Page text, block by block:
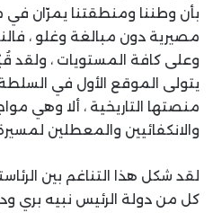
بأن وطننا ومنطقتنا يمرّان في
مصيرية دون مبالغة وغلو ،
وعلى كافة المستويات ، ولقد
يتولى الموقع الأول في
منصتها التاريخية ، ألا وهي
والانكفائيين والمعطلين
لقد شكل هذا التناغم بين
كل من دولة الرئيس نبيه بري